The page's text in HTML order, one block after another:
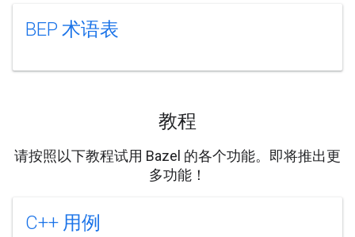
BEP 术语表
教程
请按照以下教程试用 Bazel 的各个功能。即将推出更
多功能！
C++ 用例